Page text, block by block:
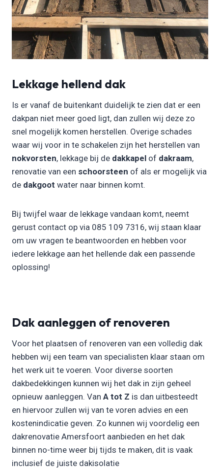
Lekkage hellend dak
Is er vanaf de buitenkant duidelijk te zien dat er een
dakpan niet meer goed ligt, dan zullen wij deze zo
snel mogelijk komen herstellen. Overige schades
waar wij voor in te schakelen zijn het herstellen van
nokvorsten, lekkage bij de dakkapel of dakraam,
renovatie van een schoorsteen of als er mogelijk via
de dakgoot water naar binnen komt.
Bij twijfel waar de lekkage vandaan komt, neemt
gerust contact op via 085 109 7316, wij staan klaar
om uw vragen te beantwoorden en hebben voor
iedere lekkage aan het hellende dak een passende
oplossing!
Dak aanleggen of renoveren
Voor het plaatsen of renoveren van een volledig dak
hebben wij een team van specialisten klaar staan om
het werk uit te voeren. Voor diverse soorten
dakbedekkingen kunnen wij het dak in zijn geheel
opnieuw aanleggen. Van A tot Z is dan uitbesteedt
en hiervoor zullen wij van te voren advies en een
kostenindicatie geven. Zo kunnen wij voordelig een
dakrenovatie Amersfoort aanbieden en het dak
binnen no-time weer bij tijds te maken, dit is vaak
inclusief de juiste dakisolatie